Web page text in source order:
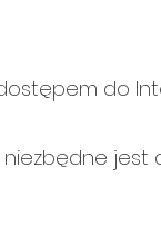
do
niezbędne